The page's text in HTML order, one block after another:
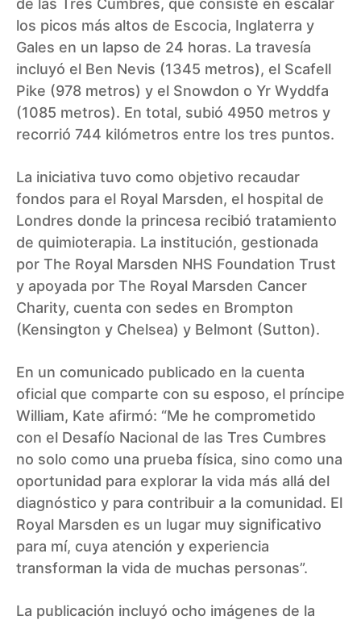
los picos más altos de Escocia, Inglaterra y
Gales en un lapso de 24 horas. La travesía
incluyó el Ben Nevis (1345 metros), el Scafell
Pike (978 metros) y el Snowdon o Yr Wyddfa
(1085 metros). En total, subió 4950 metros y
recorrió 744 kilómetros entre los tres puntos.
La iniciativa tuvo como objetivo recaudar
fondos para el Royal Marsden, el hospital de
Londres donde la princesa recibió tratamiento
de quimioterapia. La institución, gestionada
por The Royal Marsden NHS Foundation Trust
y apoyada por The Royal Marsden Cancer
Charity, cuenta con sedes en Brompton
(Kensington y Chelsea) y Belmont (Sutton).
En un comunicado publicado en la cuenta
oficial que comparte con su esposo, el príncipe
William, Kate afirmó: “Me he comprometido
con el Desafío Nacional de las Tres Cumbres
no solo como una prueba física, sino como una
oportunidad para explorar la vida más allá del
diagnóstico y para contribuir a la comunidad. El
Royal Marsden es un lugar muy significativo
para mí, cuya atención y experiencia
transforman la vida de muchas personas”.
La publicación incluyó ocho imágenes de la